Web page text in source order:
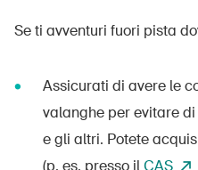
Se ti avventuri fuori pista
Assicurati di avere le
valanghe per evitare
e gli altri. Potete
(p. es. presso il CAS